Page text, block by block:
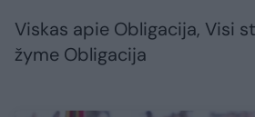
Viskas apie Obligacija, Visi
žyme Obligacija